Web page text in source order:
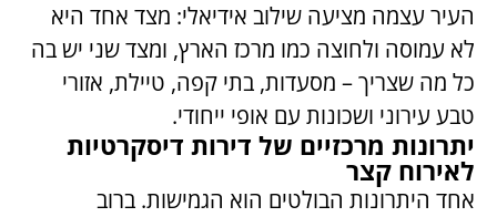
העיר עצמה מציעה שילוב אידיאלי: מצד אחד היא
לא עמוסה ולחוצה כמו מרכז הארץ, ומצד שני יש בה
כל מה שצריך – מסעדות, בתי קפה, טיילת, אזורי
טבע עירוני ושכונות עם אופי ייחודי.
יתרונות מרכזיים של דירות דיסקרטיות
לאירוח קצר
אחד היתרונות הבולטים הוא הגמישות. ברוב